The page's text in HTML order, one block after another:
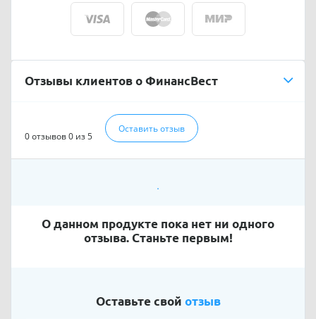
Отзывы клиентов о ФинансВест
0 отзывов0 из 5
Оставить отзыв
О данном продукте пока нет ни одного
отзыва. Станьте первым!
Оставьте свой отзыв